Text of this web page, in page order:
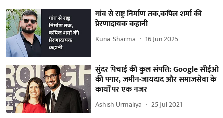
गांव से राष्ट्र निर्माण तक,कपिल शर्मा की
प्रेरणादायक कहानी
Kunal Sharma 16 Jun 2025
सुंदर पिचाई की कुल संपत्ति: Google सीईओ
की पगार, जमीन-जायदाद और समाजसेवा के
कार्यों पर एक नजर
Ashish Urmaliya 25 Jul 2021